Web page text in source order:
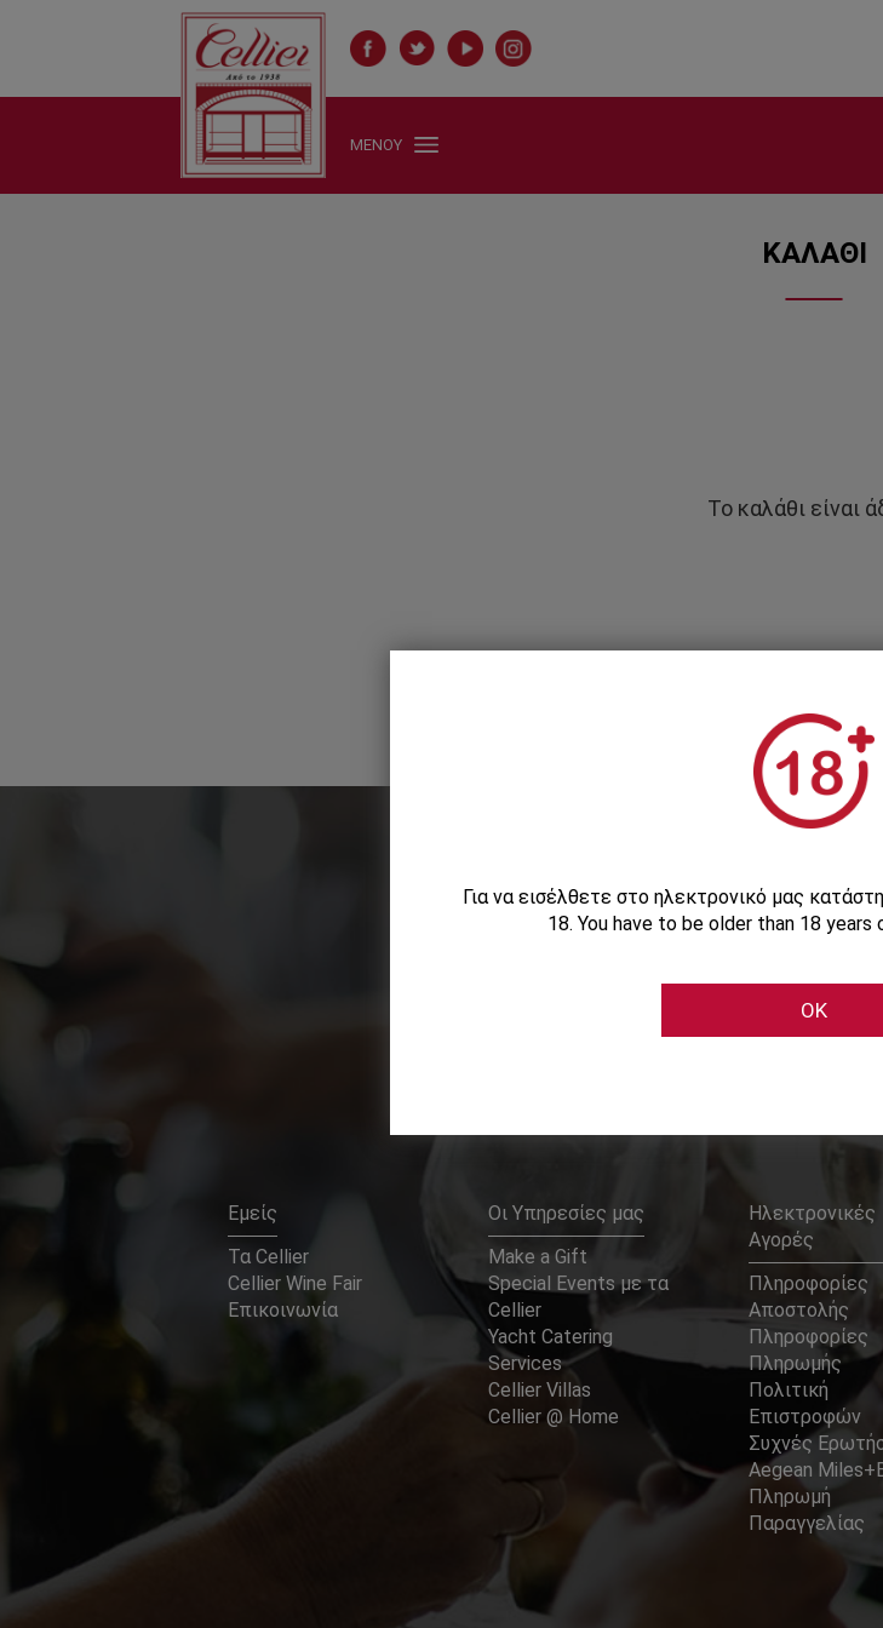
ΜΕΝΟΥ
ΚΑΛΑΘΙ
Το καλάθι είναι
Εγγραφείτε στο
Εμείς
Τα Cellier
Cellier Wine Fair
Επικοινωνία
Οι Υπηρεσίες μας
Make a Gift
Special Events με τα
Cellier
Yacht Catering
Services
Cellier Villas
Cellier @ Home
Ηλεκτρονικές
Αγορές
Πληροφορίες
Αποστολής
Πληροφορίες
Πληρωμής
Πολιτική
Επιστροφών
Συχνές
Aegean
Πληρωμή
Παραγγελίας
Για να εισέλθετε στο ηλεκτρονικό μας
18. You have to be older than 18
OK